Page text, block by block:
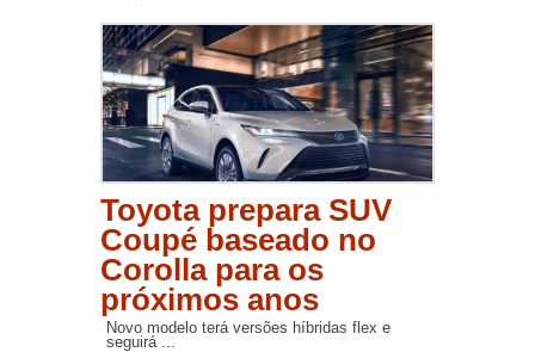
Toyota prepara SUV
Coupé baseado no
Corolla para os
próximos anos
Novo modelo terá versões híbridas flex e
seguirá ...